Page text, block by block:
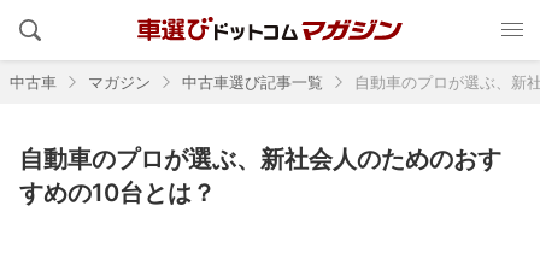
中古車 マガジン 中古車選び記事一覧 自動車のプロが選ぶ、新
自動車のプロが選ぶ、新社会人のためのおす
すめの10台とは？